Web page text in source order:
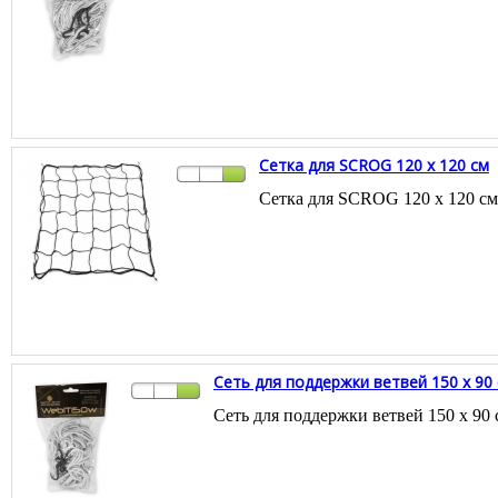
Сетка для SCROG 120 x 120 см
Сетка для SCROG 120 x 120 см
Сеть для поддержки ветвей 150 x 90
Сеть для поддержки ветвей 150 x 90